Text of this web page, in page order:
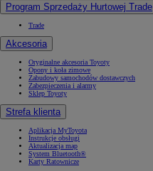
Program Sprzedaży Hurtowej Trade
Trade
Akcesoria
Oryginalne akcesoria Toyoty
Opony i koła zimowe
Zabudowy samochodów dostawczych
Zabezpieczenia i alarmy
Sklep Toyoty
Strefa klienta
Aplikacja MyToyota
Instrukcje obsługi
Aktualizacja map
System Bluetooth®
Karty Ratownicze